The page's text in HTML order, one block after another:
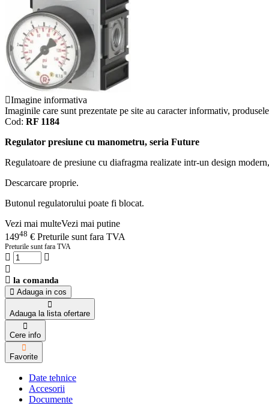
Imagine informativa
Imaginile care sunt prezentate pe site au caracter informativ,
Cod: RF 1184
Regulator presiune cu manometru, seria Future
Regulatoare de presiune cu diafragma realizate intr-un design
Descarcare proprie.
Butonul regulatorului poate fi blocat.
Vezi mai multeVezi mai putine
14948 € Preturile sunt fara TVA
Preturile sunt fara TVA
la comanda
Adauga in cos
Adauga la lista ofertare
Cere info
Favorite
Date tehnice
Accesorii
Documente